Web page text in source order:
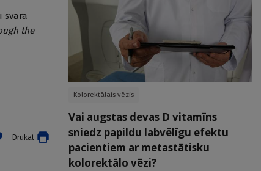
svara
the
Drukāt
Kolorektālais vēzis
Vai augstas devas D vitamīns
sniedz papildu labvēlīgu efektu
pacientiem ar metastātisku
kolorektālo vēzi?